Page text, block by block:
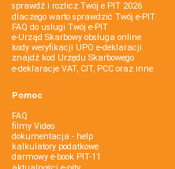
sprawdź i rozlicz Twój e PIT 2026
dlaczego warto sprawdzić Twój e-PIT
FAQ do usługi Twój e-PIT
e-Urząd Skarbowy obsługa online
kody weryfikacji UPO e-deklaracji
znajdź kod Urzędu Skarbowego
e-deklaracje VAT, CIT, PCC oraz inne
Pomoc
FAQ
filmy Video
dokumentacja - help
kalkulatory podatkowe
darmowy e-book PIT-11